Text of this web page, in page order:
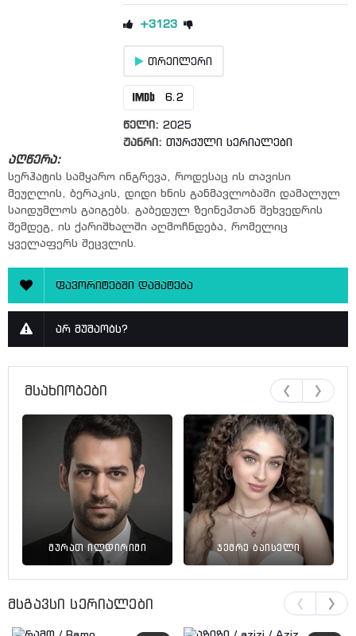
სერია 13
სერია 14
სერია 16
სერია 18
სერია 19
სერია 21
სერია 22
სერია 25
სერია 27
სერია 29
სერია 30
სერია 31
სერია 32
სერია 34
+3123
თრეილერი
6.2
წელი: 2025
ჟანრი: თურქული სერიალები
აღწერა:
სერჰატის სამყარო ინგრევა, როდესაც ის თავისი
მეუღლის, ბერაკის, დიდი ხნის განმავლობაში დამალულ
საიდუმლოს გაიგებს. გაბედულ ზეინეპთან შეხვედრის
შემდეგ, ის ქარიშხალში აღმოჩნდება, რომელიც
ყველაფერს შეცვლის.
ფავორიტებში დამატება
არ მუშაობს?
მსახიობები
მურათ ილდირიმი ჯემრე ბაისელი
მსგავსი სერიალები